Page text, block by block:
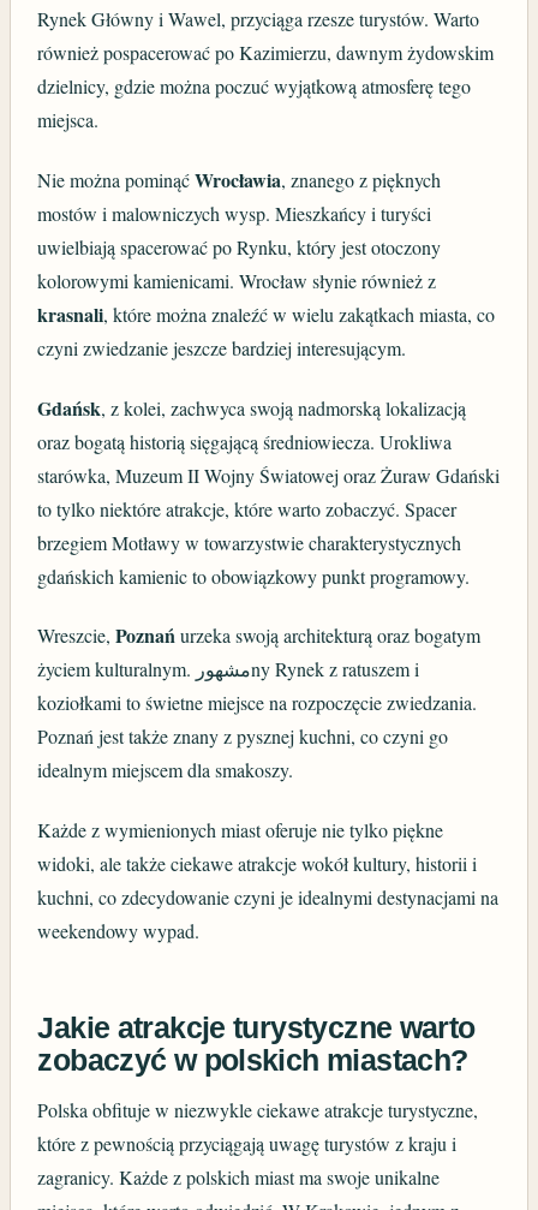
Rynek Główny i Wawel, przyciąga rzesze turystów. Warto
również pospacerować po Kazimierzu, dawnym żydowskim
dzielnicy, gdzie można poczuć wyjątkową atmosferę tego
miejsca.
Nie można pominąćWrocławia, znanego z pięknych
mostów i malowniczych wysp. Mieszkańcy i turyści
uwielbiają spacerować po Rynku, który jest otoczony
kolorowymi kamienicami. Wrocław słynie również z
krasnali, które można znaleźć w wielu zakątkach miasta, co
czyni zwiedzanie jeszcze bardziej interesującym.
Gdańsk, z kolei, zachwyca swoją nadmorską lokalizacją
oraz bogatą historią sięgającą średniowiecza. Urokliwa
starówka, Muzeum II Wojny Światowej oraz Żuraw Gdański
to tylko niektóre atrakcje, które warto zobaczyć. Spacer
brzegiem Motławy w towarzystwie charakterystycznych
gdańskich kamienic to obowiązkowy punkt programowy.
Wreszcie,Poznańurzeka swoją architekturą oraz bogatym
życiem kulturalnym. مشهورny Rynek z ratuszem i
koziołkami to świetne miejsce na rozpoczęcie zwiedzania.
Poznań jest także znany z pysznej kuchni, co czyni go
idealnym miejscem dla smakoszy.
Każde z wymienionych miast oferuje nie tylko piękne
widoki, ale także ciekawe atrakcje wokół kultury, historii i
kuchni, co zdecydowanie czyni je idealnymi destynacjami na
weekendowy wypad.
Jakie atrakcje turystyczne warto
zobaczyć w polskich miastach?
Polska obfituje w niezwykle ciekawe atrakcje turystyczne,
które z pewnością przyciągają uwagę turystów z kraju i
zagranicy. Każde z polskich miast ma swoje unikalne